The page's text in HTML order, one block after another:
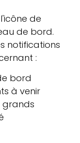
de
de bord.
notifications
:
bord
à venir
grands